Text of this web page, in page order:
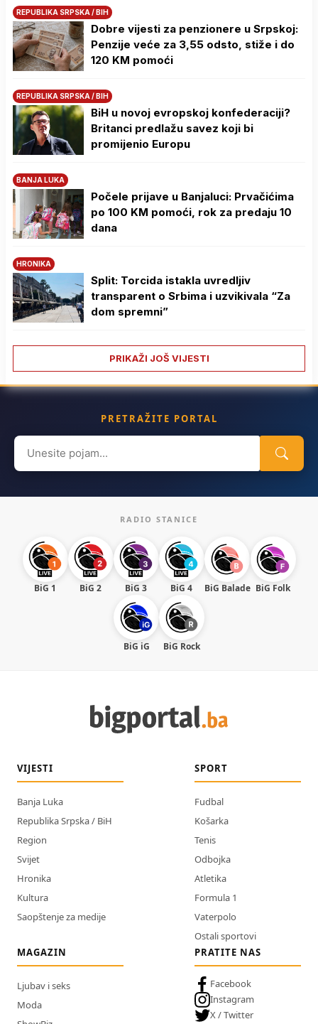
REPUBLIKA SRPSKA / BIH
Dobre vijesti za penzionere u Srpskoj:
Penzije veće za 3,55 odsto, stiže i do
120 KM pomoći
REPUBLIKA SRPSKA / BIH
BiH u novoj evropskoj konfederaciji?
Britanci predlažu savez koji bi
promijenio Europu
BANJA LUKA
Počele prijave u Banjaluci: Prvačićima
po 100 KM pomoći, rok za predaju 10
dana
HRONIKA
Split: Torcida istakla uvredljiv
transparent o Srbima i uzvikivala “Za
dom spremni”
PRIKAŽI JOŠ VIJESTI
PRETRAŽITE PORTAL
Search
for:
RADIO STANICE
BiG 1 BiG 2 BiG 3 BiG 4 BiG Balade BiG Folk
BiG iG BiG Rock
VIJESTI
Banja Luka
Republika Srpska / BiH
Region
Svijet
Hronika
Kultura
Saopštenje za medije
SPORT
Fudbal
Košarka
Tenis
Odbojka
Atletika
Formula 1
Vaterpolo
Ostali sportovi
MAGAZIN
Ljubav i seks
Moda
PRATITE NAS
Facebook
Instagram
X / Twitter